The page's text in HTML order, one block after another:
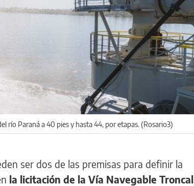
río Paraná a 40 pies y hasta 44, por etapas. (Rosario3)
ser dos de las premisas para definir la
la licitación de la Vía Navegable Troncal